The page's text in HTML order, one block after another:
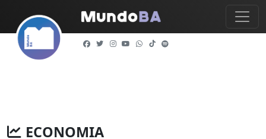
ECONOMIA